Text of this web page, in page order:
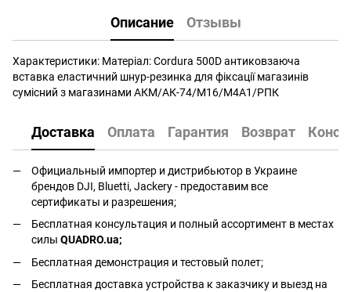
Описание Отзывы
Характеристики: Матеріал: Cordura 500D антиковзаюча
вставка еластичний шнур-резинка для фіксації магазинів
сумісний з магазинами АКМ/АК-74/М16/M4A1/РПК
Доставка Оплата Гарантия Возврат
Официальный импортер и дистрибьютор в Украине
брендов DJI, Bluetti, Jackery - предоставим все
сертификаты и разрешения;
Бесплатная консультация и полный ассортимент в местах
силы QUADRO.ua;
Бесплатная демонстрация и тестовый полет;
Бесплатная доставка устройства к заказчику и выезд на